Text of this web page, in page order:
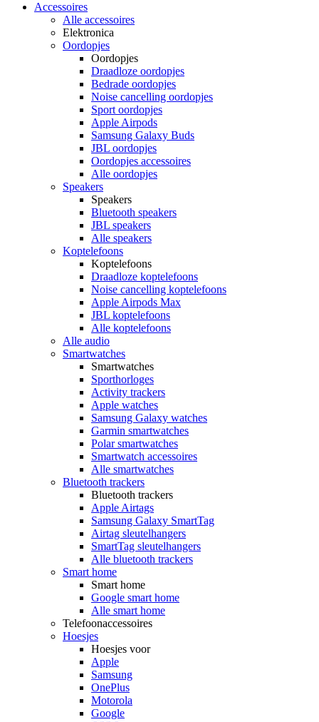
Accessoires
Alle accessoires
Elektronica
Oordopjes
Oordopjes
Draadloze oordopjes
Bedrade oordopjes
Noise cancelling oordopjes
Sport oordopjes
Apple Airpods
Samsung Galaxy Buds
JBL oordopjes
Oordopjes accessoires
Alle oordopjes
Speakers
Speakers
Bluetooth speakers
JBL speakers
Alle speakers
Koptelefoons
Koptelefoons
Draadloze koptelefoons
Noise cancelling koptelefoons
Apple Airpods Max
JBL koptelefoons
Alle koptelefoons
Alle audio
Smartwatches
Smartwatches
Sporthorloges
Activity trackers
Apple watches
Samsung Galaxy watches
Garmin smartwatches
Polar smartwatches
Smartwatch accessoires
Alle smartwatches
Bluetooth trackers
Bluetooth trackers
Apple Airtags
Samsung Galaxy SmartTag
Airtag sleutelhangers
SmartTag sleutelhangers
Alle bluetooth trackers
Smart home
Smart home
Google smart home
Alle smart home
Telefoonaccessoires
Hoesjes
Hoesjes voor
Apple
Samsung
OnePlus
Motorola
Google